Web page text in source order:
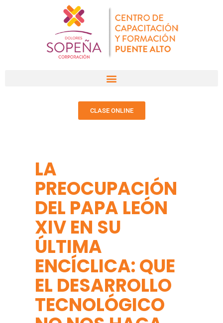
CLASE ONLINE
LA
PREOCUPACIÓN
DEL PAPA LEÓN
XIV EN SU
ÚLTIMA
ENCÍCLICA: QUE
EL DESARROLLO
TECNOLÓGICO